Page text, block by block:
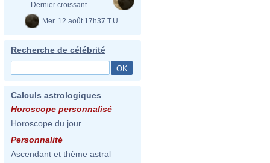
Dernier croissant
Mer. 12 août 17h37 T.U.
Recherche de célébrité
Calculs astrologiques
Horoscope personnalisé
Horoscope du jour
Personnalité
Ascendant et thème astral